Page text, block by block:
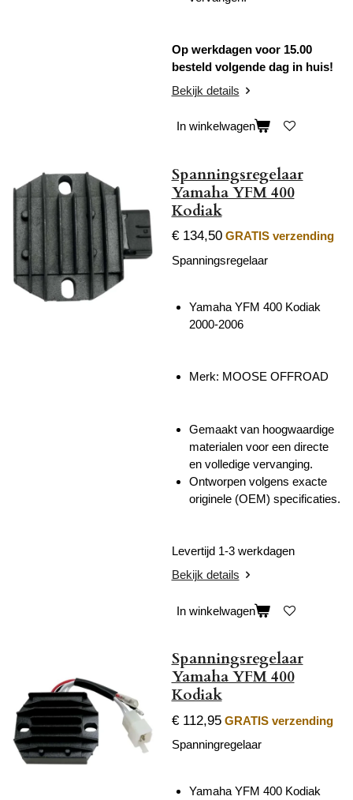
Op werkdagen voor 15.00
besteld volgende dag in huis!
Bekijk details
In winkelwagen
Spanningsregelaar
Yamaha YFM 400
Kodiak
€ 134,50 GRATIS verzending
Spanningsregelaar
Yamaha YFM 400 Kodiak
2000-2006
Merk: MOOSE OFFROAD
Gemaakt van hoogwaardige
materialen voor een directe
en volledige vervanging.
Ontworpen volgens exacte
originele (OEM) specificaties.
Levertijd 1-3 werkdagen
Bekijk details
In winkelwagen
Spanningsregelaar
Yamaha YFM 400
Kodiak
€ 112,95 GRATIS verzending
Spanningregelaar
Yamaha YFM 400 Kodiak